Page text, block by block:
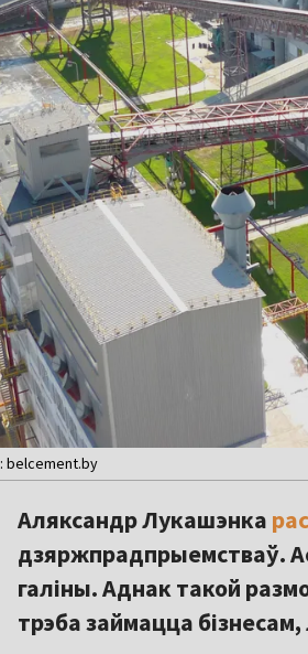
belcement.by
Аляксандр Лукашэнка
дзяржпрадпрыемстваў.
галіны. Аднак такой
трэба займацца